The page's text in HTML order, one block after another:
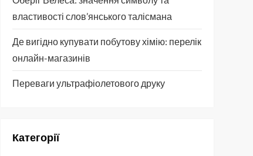
властивості слов’янського талісмана
Де вигідно купувати побутову хімію: перелік
онлайн-магазинів
Переваги ультрафіолетового друку
Категорії